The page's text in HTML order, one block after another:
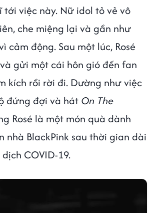
tới việc này. Nữ idol tỏ vẻ vô
che miệng lại và gần như
cảm động. Sau một lúc, Rosé
gửi một cái hôn gió đến fan
kích rồi rời đi. Dường như việc
đứng đợi và hát On The
Rosé là một món quà dành
nhà BlackPink sau thời gian dài
COVID-19.